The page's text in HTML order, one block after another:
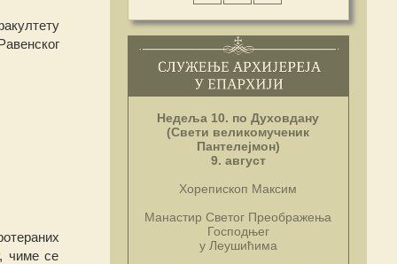
чиме се
Недеља 10. по Духовдану
(Свети великомученик
Пантелејмон)
9. август
Хорепископ Максим
Манастир Светог Преображења
Господњег
у Леушићима